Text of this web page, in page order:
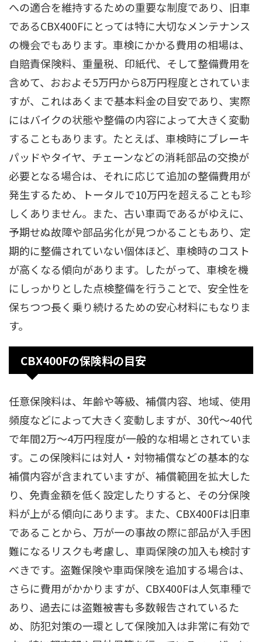
への適合を維持するための重要な制度であり、旧車
であるCBX400Fにとっては特に大切なメンテナンス
の機会でもあります。車検にかかる費用の相場は、
自賠責保険料、重量税、印紙代、そして整備費用を
含めて、おおよそ5万円から8万円程度とされていま
すが、これはあくまで基本料金の目安であり、実際
にはバイクの状態や整備の内容によって大きく変動
することもあります。たとえば、車検時にブレーキ
パッドやタイヤ、チェーンなどの消耗部品の交換が
必要となる場合は、それに応じて追加の整備費用が
発生するため、トータルで10万円を超えることも珍
しくありません。また、古い車両であるがゆえに、
予期せぬ故障や部品劣化が見つかることもあり、定
期的に整備されていない個体ほど、車検時のコスト
が高くなる傾向があります。したがって、車検を機
にしっかりとした点検整備を行うことで、安全性を
保ちつつ長く乗り続けるための安心材料にもなりま
す。
CBX400Fの保険料の目安
任意保険料は、年齢や等級、補償内容、地域、使用
頻度などによって大きく変動しますが、30代〜40代
で年間2万〜4万円程度が一般的な相場とされていま
す。この保険料には対人・対物補償などの基本的な
補償内容が含まれていますが、補償範囲を拡大した
り、免責金額を低く設定したりすると、その分保険
料が上がる傾向にあります。また、CBX400Fは旧車
であることから、万が一の事故の際に部品が入手困
難になるリスクも考慮し、車両保険の加入も検討す
べきです。盗難保険や車両保険を追加する場合は、
さらに費用がかかりますが、CBX400Fは人気車種で
あり、過去には盗難被害も多数報告されているた
め、防犯対策の一環として保険加入は非常に有効で